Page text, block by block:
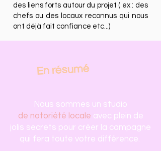
des liens forts autour du projet ( ex : des
chefs ou des locaux reconnus qui nous
ont déjà fait confiance etc...)
En résumé
Nous sommes un studio
de notoriété locale avec plein de
jolis secrets pour créer la campagne
qui fera toute votre différence.